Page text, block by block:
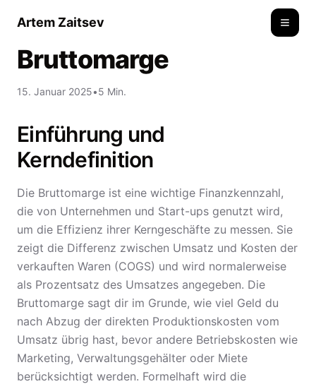
Artem Zaitsev
Bruttomarge
15. Januar 2025•5 Min.
Einführung und
Kerndefinition
Die Bruttomarge ist eine wichtige Finanzkennzahl,
die von Unternehmen und Start-ups genutzt wird,
um die Effizienz ihrer Kerngeschäfte zu messen. Sie
zeigt die Differenz zwischen Umsatz und Kosten der
verkauften Waren (COGS) und wird normalerweise
als Prozentsatz des Umsatzes angegeben. Die
Bruttomarge sagt dir im Grunde, wie viel Geld du
nach Abzug der direkten Produktionskosten vom
Umsatz übrig hast, bevor andere Betriebskosten wie
Marketing, Verwaltungsgehälter oder Miete
berücksichtigt werden. Formelhaft wird die